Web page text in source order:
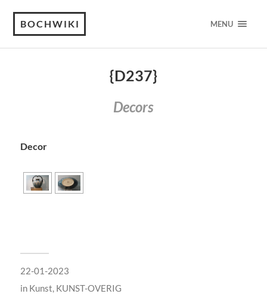
BOCHWIKI MENU
{D237}
Decors
Decor
22-01-2023
in Kunst, KUNST-OVERIG